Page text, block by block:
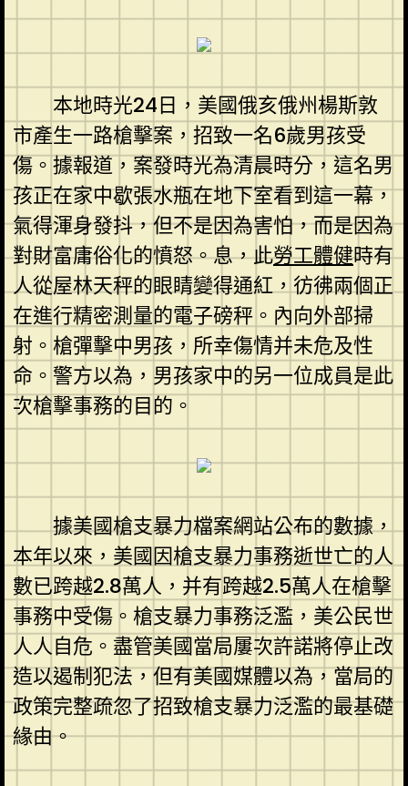
本地時光24日，美國俄亥俄州楊斯敦
市產生一路槍擊案，招致一名6歲男孩受
傷。據報道，案發時光為清晨時分，這名男
孩正在家中歇張水瓶在地下室看到這一幕，
氣得渾身發抖，但不是因為害怕，而是因為
對財富庸俗化的憤怒。息，此勞工體健時有
人從屋林天秤的眼睛變得通紅，彷彿兩個正
在進行精密測量的電子磅秤。內向外部掃
射。槍彈擊中男孩，所幸傷情并未危及性
命。警方以為，男孩家中的另一位成員是此
次槍擊事務的目的。
據美國槍支暴力檔案網站公布的數據，
本年以來，美國因槍支暴力事務逝世亡的人
數已跨越2.8萬人，并有跨越2.5萬人在槍擊
事務中受傷。槍支暴力事務泛濫，美公民世
人人自危。盡管美國當局屢次許諾將停止改
造以遏制犯法，但有美國媒體以為，當局的
政策完整疏忽了招致槍支暴力泛濫的最基礎
緣由。